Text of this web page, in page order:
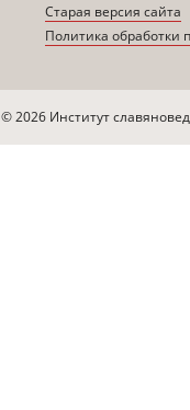
Старая версия сайта
Политика обработки
© 2026 Институт